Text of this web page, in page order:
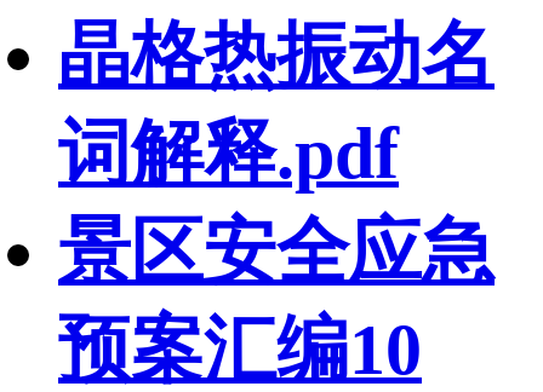
晶格热振动名
词解释.pdf
景区安全应急
预案汇编10